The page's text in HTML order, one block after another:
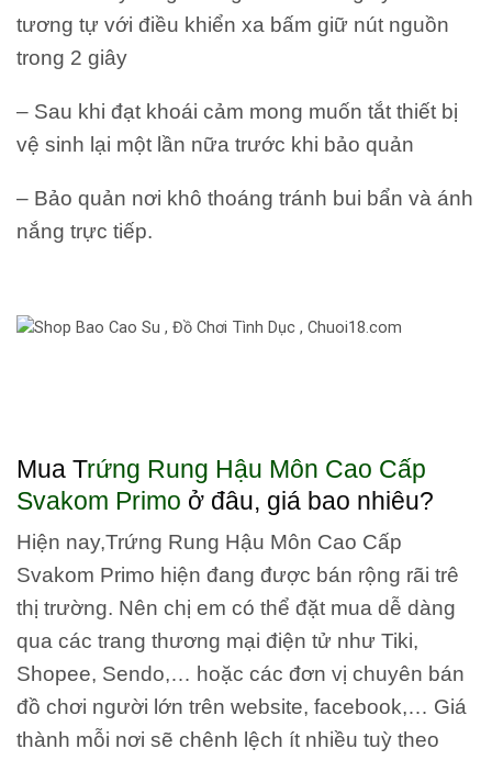
tương tự với điều khiển xa bấm giữ nút nguồn
trong 2 giây
– Sau khi đạt khoái cảm mong muốn tắt thiết bị
vệ sinh lại một lần nữa trước khi bảo quản
– Bảo quản nơi khô thoáng tránh bui bẩn và ánh
nắng trực tiếp.
Mua Trứng Rung Hậu Môn Cao Cấp
Svakom Primo ở đâu, giá bao nhiêu?
Hiện nay,Trứng Rung Hậu Môn Cao Cấp
Svakom Primo hiện đang được bán rộng rãi trê
thị trường. Nên chị em có thể đặt mua dễ dàng
qua các trang thương mại điện tử như Tiki,
Shopee, Sendo,… hoặc các đơn vị chuyên bán
đồ chơi người lớn trên website, facebook,… Giá
thành mỗi nơi sẽ chênh lệch ít nhiều tuỳ theo